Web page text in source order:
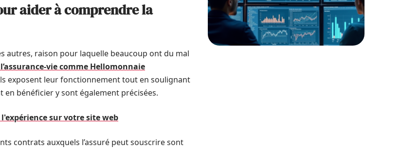
aider à comprendre la
autres, raison pour laquelle beaucoup ont du mal
vie comme Hellomonnaie
exposent leur fonctionnement tout en soulignant
en bénéficier y sont également précisées.
sur votre site web
contrats auxquels l’assuré peut souscrire sont